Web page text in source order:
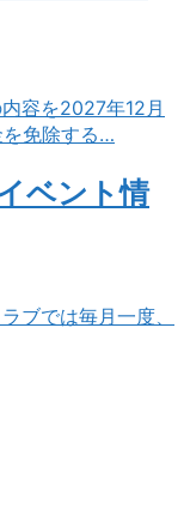
容を2027年12月
を免除する…
ベント情
ブでは毎月一度、